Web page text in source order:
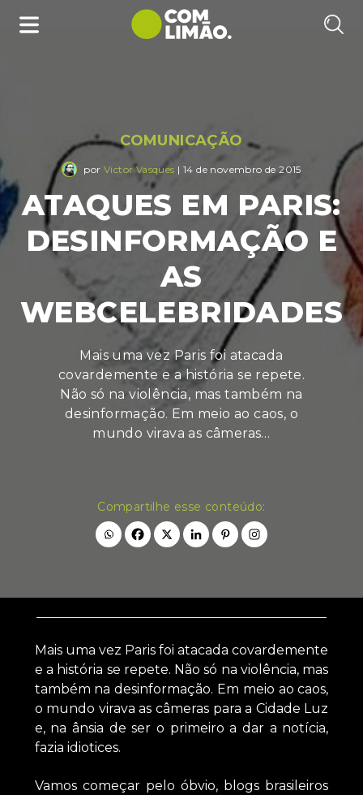
COMUNICAÇÃO
porVictor Vasques | 14 de novembro de 2015
ATAQUES EM PARIS:
DESINFORMAÇÃO E
AS
WEBCELEBRIDADES
Mais uma vez Paris foi atacada
covardemente e a história se repete.
Não só na violência, mas também na
desinformação. Em meio ao caos, o
mundo virava as câmeras…
Compartilhe esse conteúdo:
Mais uma vez Paris foi atacada covardemente
e a história se repete. Não só na violência, mas
também na desinformação. Em meio ao caos,
o mundo virava as câmeras para a Cidade Luz
e, na ânsia de ser o primeiro a dar a notícia,
fazia idiotices.
Vamos começar pelo óbvio, blogs brasileiros